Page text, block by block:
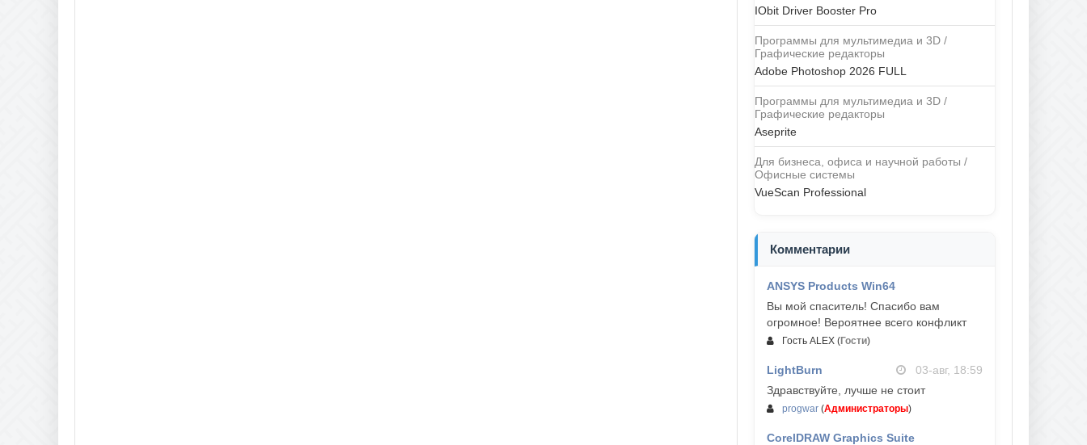
IObit Driver Booster Pro
Программы для мультимедиа и 3D /
Графические редакторы
Adobe Photoshop 2026 FULL
Программы для мультимедиа и 3D /
Графические редакторы
Aseprite
Для бизнеса, офиса и научной работы /
Офисные системы
VueScan Professional
Комментарии
ANSYS Products Win64
Вы мой спаситель! Спасибо вам
огромное! Вероятнее всего конфликт
Гость ALEX (Гости)
LightBurn
03-авг, 18:59
Здравствуйте, лучше не стоит
progwar (Администраторы)
CorelDRAW Graphics Suite